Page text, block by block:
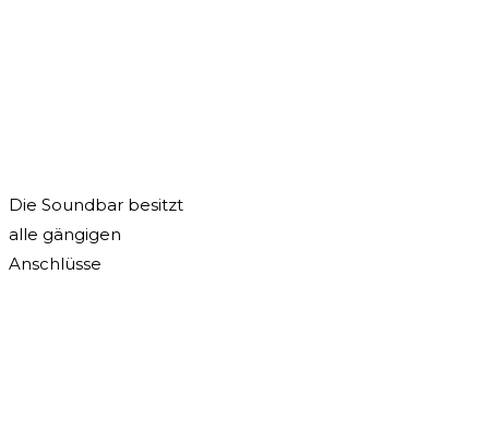
Die Soundbar besitzt
alle gängigen
Anschlüsse